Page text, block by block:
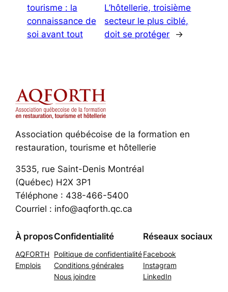
tourisme : la
connaissance de
soi avant tout
L’hôtellerie, troisième
secteur le plus ciblé,
doit se protéger
→
Association québécoise de la formation en
restauration, tourisme et hôtellerie
3535, rue Saint-Denis Montréal
(Québec) H2X 3P1
Téléphone : 438-466-5400
Courriel : info@aqforth.qc.ca
À propos
AQFORTH
Emplois
Confidentialité
Politique de confidentialité
Conditions générales
Nous joindre
Réseaux sociaux
Facebook
Instagram
LinkedIn